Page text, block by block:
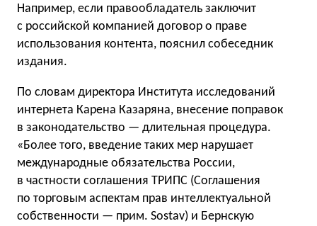
Например, если правообладатель заключит
с российской компанией договор о праве
использования контента, пояснил собеседник
издания.
По словам директора Института исследований
интернета Карена Казаряна, внесение поправок
в законодательство — длительная процедура.
«Более того, введение таких мер нарушает
международные обязательства России,
в частности соглашения ТРИПС (Соглашения
по торговым аспектам прав интеллектуальной
собственности — прим. Sostav) и Бернскую